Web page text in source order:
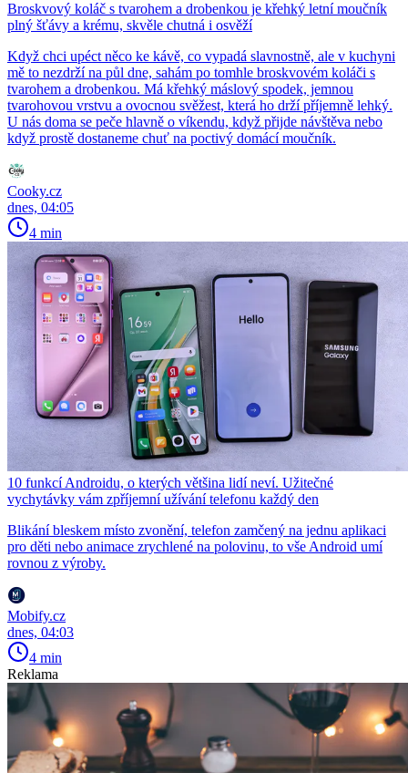
Broskvový koláč s tvarohem a drobenkou je křehký letní moučník
plný šťávy a krému, skvěle chutná i osvěží
Když chci upéct něco ke kávě, co vypadá slavnostně, ale v kuchyni
mě to nezdrží na půl dne, sahám po tomhle broskvovém koláči s
tvarohem a drobenkou. Má křehký máslový spodek, jemnou
tvarohovou vrstvu a ovocnou svěžest, která ho drží příjemně lehký.
U nás doma se peče hlavně o víkendu, když přijde návštěva nebo
když prostě dostaneme chuť na poctivý domácí moučník.
Cooky.cz
dnes, 04:05
4 min
10 funkcí Androidu, o kterých většina lidí neví. Užitečné
vychytávky vám zpříjemní užívání telefonu každý den
Blikání bleskem místo zvonění, telefon zamčený na jednu aplikaci
pro děti nebo animace zrychlené na polovinu, to vše Android umí
rovnou z výroby.
Mobify.cz
dnes, 04:03
4 min
Reklama